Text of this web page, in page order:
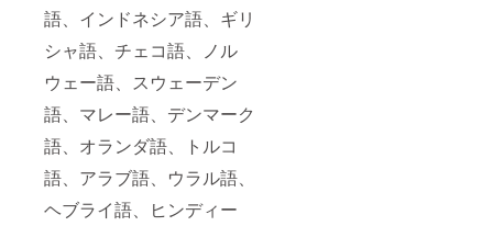
語、インドネシア語、ギリ
シャ語、チェコ語、ノル
ウェー語、スウェーデン
語、マレー語、デンマーク
語、オランダ語、トルコ
語、アラブ語、ウラル語、
ヘブライ語、ヒンディー